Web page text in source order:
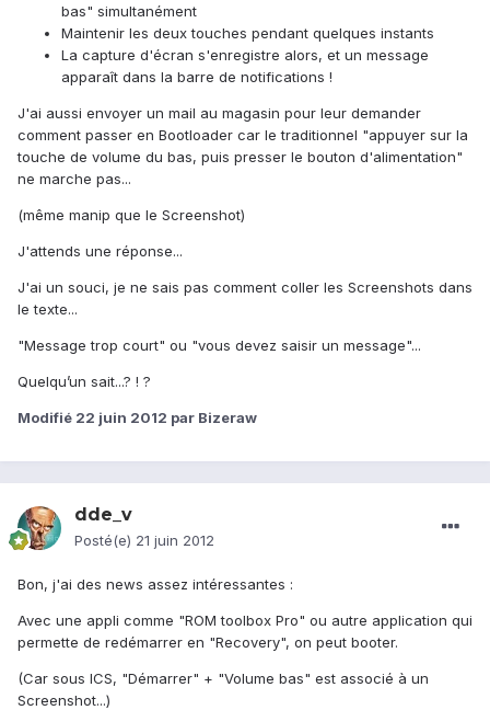
bas" simultanément
Maintenir les deux touches pendant quelques instants
La capture d'écran s'enregistre alors, et un message
apparaît dans la barre de notifications !
J'ai aussi envoyer un mail au magasin pour leur demander
comment passer en Bootloader car le traditionnel "appuyer sur la
touche de volume du bas, puis presser le bouton d'alimentation"
ne marche pas...
(même manip que le Screenshot)
J'attends une réponse...
J'ai un souci, je ne sais pas comment coller les Screenshots dans
le texte...
"Message trop court" ou "vous devez saisir un message"...
Quelqu’un sait...? ! ?
Modifié 22 juin 2012 par Bizeraw
dde_v
Posté(e) 21 juin 2012
Bon, j'ai des news assez intéressantes :
Avec une appli comme "ROM toolbox Pro" ou autre application qui
permette de redémarrer en "Recovery", on peut booter.
(Car sous ICS, "Démarrer" + "Volume bas" est associé à un
Screenshot...)